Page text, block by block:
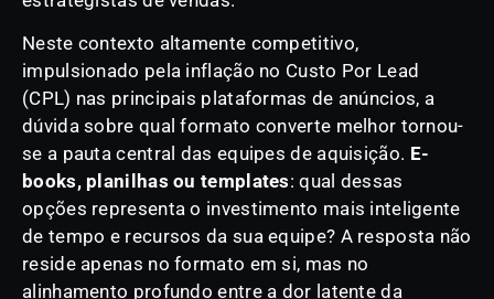
Neste contexto altamente competitivo,
impulsionado pela inflação no Custo Por Lead
(CPL) nas principais plataformas de anúncios, a
dúvida sobre qual formato converte melhor tornou-
se a pauta central das equipes de aquisição. E-
books, planilhas ou templates: qual dessas
opções representa o investimento mais inteligente
de tempo e recursos da sua equipe? A resposta não
reside apenas no formato em si, mas no
alinhamento profundo entre a dor latente da